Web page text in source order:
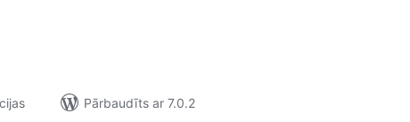
Pārbaudīts ar 7.0.2